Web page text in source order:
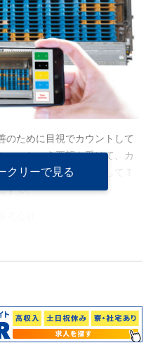
のために目視でカウントして
い」という要望を受けて、カ
秋頃の本格導入を目指してＴ
する。
クリーで見る